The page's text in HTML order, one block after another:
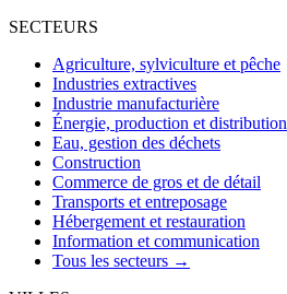
SECTEURS
Agriculture, sylviculture et pêche
Industries extractives
Industrie manufacturière
Énergie, production et distribution
Eau, gestion des déchets
Construction
Commerce de gros et de détail
Transports et entreposage
Hébergement et restauration
Information et communication
Tous les secteurs →